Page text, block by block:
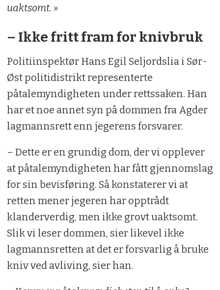
uaktsomt. »
– Ikke fritt fram for knivbruk
Politiinspektør Hans Egil Seljordslia i Sør-
Øst politidistrikt representerte
påtalemyndigheten under rettssaken. Han
har et noe annet syn på dommen fra Agder
lagmannsrett enn jegerens forsvarer.
– Dette er en grundig dom, der vi opplever
at påtalemyndigheten har fått gjennomslag
for sin bevisføring. Så konstaterer vi at
retten mener jegeren har opptrådt
klanderverdig, men ikke grovt uaktsomt.
Slik vi leser dommen, sier likevel ikke
lagmannsretten at det er forsvarlig å bruke
kniv ved avliving, sier han.